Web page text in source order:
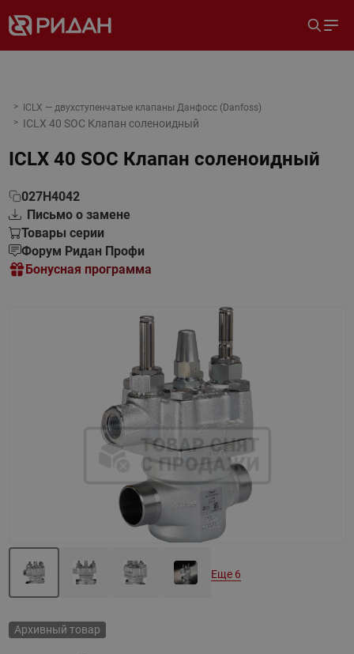
ICLX — двухступенчатые клапаны Данфосс (Danfoss)
ICLX 40 SOC Клапан соленоидный
ICLX 40 SOC Клапан соленоидный
027H4042
Письмо о замене
Товары серии
Форум Ридан Профи
Бонусная программа
Архивный товар
Еще 6